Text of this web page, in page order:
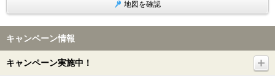
地図を確認
キャンペーン情報
キャンペーン実施中！